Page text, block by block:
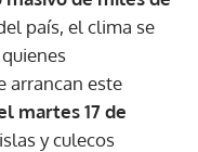
país, el clima se
arrancan este
martes 17 de
y culecos